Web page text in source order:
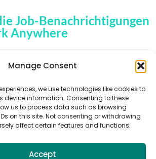
Manage Consent
we use technologies like cookies to
device information. Consenting to these
us to process data such as browsing
on this site. Not consenting or withdrawing
affect certain features and functions.
Accept
Job-Benachrichtigungen
Anywhere
🌟JOB-ALERTS ERHALTEN